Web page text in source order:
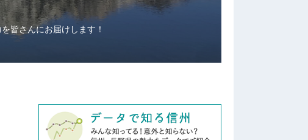
皆さんにお届けします！